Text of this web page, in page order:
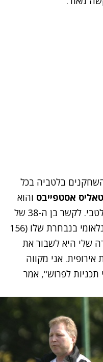
בלטביה בכל
אסטפייבס והוא
השחקן החשוב ביותר במערך הלטבי. לקשר בן ה-38 של
הלטבים יש כבר שיא הופעות בינלאומי בנבחרת שלו (156
שלי היא לשבור את
אני מקווה
תכניות לפרוש", אמר